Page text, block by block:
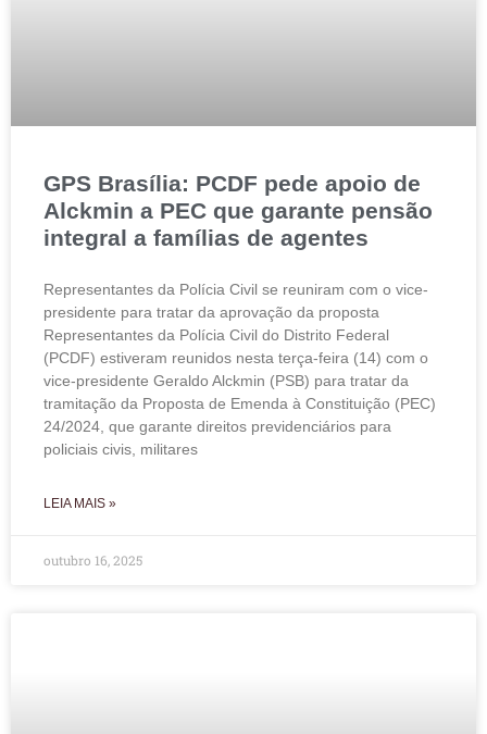
GPS Brasília: PCDF pede apoio de
Alckmin a PEC que garante pensão
integral a famílias de agentes
Representantes da Polícia Civil se reuniram com o vice-
presidente para tratar da aprovação da proposta
Representantes da Polícia Civil do Distrito Federal
(PCDF) estiveram reunidos nesta terça-feira (14) com o
vice-presidente Geraldo Alckmin (PSB) para tratar da
tramitação da Proposta de Emenda à Constituição (PEC)
24/2024, que garante direitos previdenciários para
policiais civis, militares
LEIA MAIS »
outubro 16, 2025